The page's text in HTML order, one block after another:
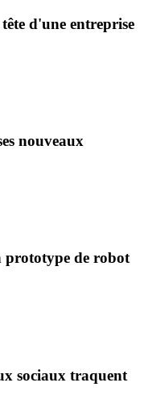
d'une entreprise
nouveaux
de robot
sociaux traquent